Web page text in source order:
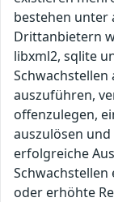
bestehen unter
Drittanbietern
libxml2, sqlite
Schwachstellen
auszuführen,
offenzulegen,
auszulösen
erfolgreiche
oder erhöhte